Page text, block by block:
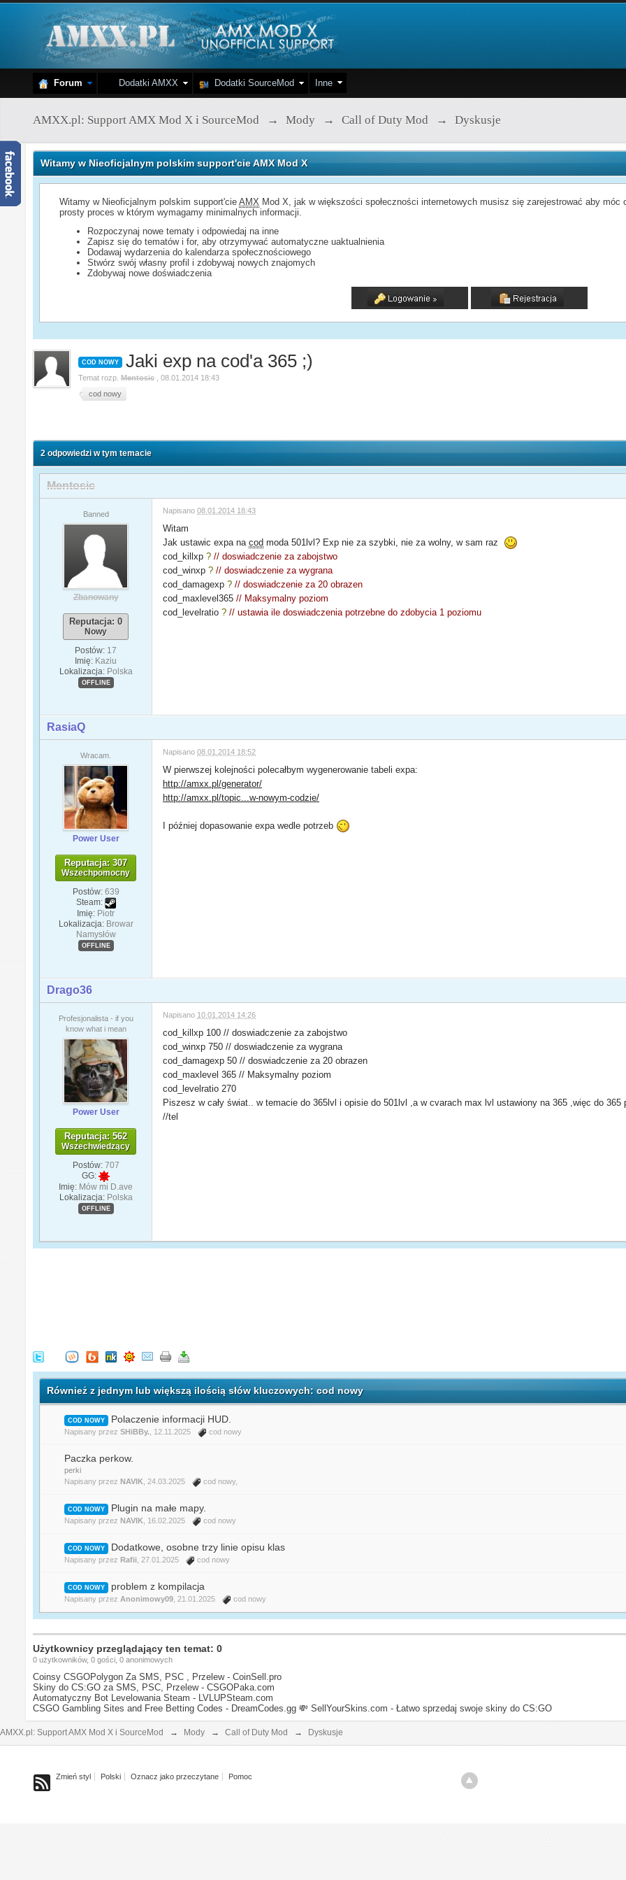
Forum Dodatki AMXX Dodatki SourceMod Inne
AMXX.pl: Support AMX Mod X i SourceMod → Mody → Call of Duty Mod → Dyskusje
Witamy w Nieoficjalnym polskim support'cie AMX Mod X
Witamy w Nieoficjalnym polskim support'cieAMX Mod X, jak w większości społeczności internetowych musisz się zarejestrować aby
prosty proces w którym wymagamy minimalnych informacji.
Rozpoczynaj nowe tematy i odpowiedaj na inne
Zapisz się do tematów i for, aby otrzymywać automatyczne uaktualnienia
Dodawaj wydarzenia do kalendarza społecznościowego
Stwórz swój własny profil i zdobywaj nowych znajomych
Zdobywaj nowe doświadczenia
COD NOWY Jaki exp na cod'a 365 ;)
Temat rozp.Mentosic ,08.01.2014 18:43
cod nowy
2 odpowiedzi w tym temacie
Mentosic
Banned
Zbanowany
Reputacja: 0
Nowy
Postów: 17
Imię: Kaziu
Lokalizacja: Polska
OFFLINE
Napisano08.01.2014 18:43
Witam
Jak ustawic expa nacod moda 501lvl? Exp nie za szybki, nie za wolny, w sam raz
cod_killxp? // doswiadczenie za zabojstwo
cod_winxp? // doswiadczenie za wygrana
cod_damagexp? // doswiadczenie za 20 obrazen
cod_maxlevel365 // Maksymalny poziom
cod_levelratio? // ustawia ile doswiadczenia potrzebne do zdobycia 1 poziomu
RasiaQ
Wracam.
Power User
Reputacja: 307
Wszechpomocny
Postów: 639
Steam:
Imię: Piotr
Lokalizacja: Browar
Namysłów
OFFLINE
Napisano08.01.2014 18:52
W pierwszej kolejności polecałbym wygenerowanie tabeli expa:
http://amxx.pl/generator/
http://amxx.pl/topic...w-nowym-codzie/
I później dopasowanie expa wedle potrzeb
Drago36
Profesjonalista - if you
know what i mean
Power User
Reputacja: 562
Wszechwiedzący
Postów: 707
GG:
Imię: Mów mi D.ave
Lokalizacja: Polska
OFFLINE
Napisano 10.01.2014 14:26
cod_killxp 100 // doswiadczenie za zabojstwo
cod_winxp 750 // doswiadczenie za wygrana
cod_damagexp 50 // doswiadczenie za 20 obrazen
cod_maxlevel 365 // Maksymalny poziom
cod_levelratio 270
Piszesz w cały świat.. w temacie do 365lvl i opisie do 501lvl ,a w cvarach max lvl ustawiony na 365 ,więc do 365
//tel
Również z jednym lub większą ilością słów kluczowych: cod nowy
COD NOWY Polaczenie informacji HUD.
Napisany przezSHiBBy. , 12.11.2025 cod nowy
Paczka perkow.
perki
Napisany przez NAVIK , 24.03.2025 cod nowy,
COD NOWY Plugin na małe mapy.
Napisany przez NAVIK , 16.02.2025 cod nowy
COD NOWY Dodatkowe, osobne trzy linie opisu klas
Napisany przez Rafii , 27.01.2025 cod nowy
COD NOWY problem z kompilacja
Napisany przez Anonimowy09 , 21.01.2025 cod nowy
Użytkownicy przeglądający ten temat: 0
0 użytkowników, 0 gości, 0 anonimowych
Coinsy CSGOPolygon Za SMS, PSC , Przelew - CoinSell.pro
Skiny do CS:GO za SMS, PSC, Przelew - CSGOPaka.com
Automatyczny Bot Levelowania Steam - LVLUPSteam.com
CSGO Gambling Sites and Free Betting Codes - DreamCodes.gg 💸 SellYourSkins.com - Łatwo sprzedaj swoje skiny do CS:GO
AMXX.pl: Support AMX Mod X i SourceMod → Mody → Call of Duty Mod → Dyskusje
Zmień styl Polski Oznacz jako przeczytane Pomoc